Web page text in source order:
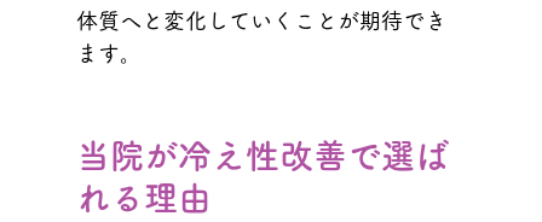
体質へと変化していくことが期待でき
ます。
当院が冷え性改善で選ば
れる理由